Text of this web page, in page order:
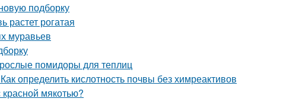
подборку
растет рогатая
муравьев
помидоры для теплиц
определить кислотность почвы без химреактивов
красной мякотью?